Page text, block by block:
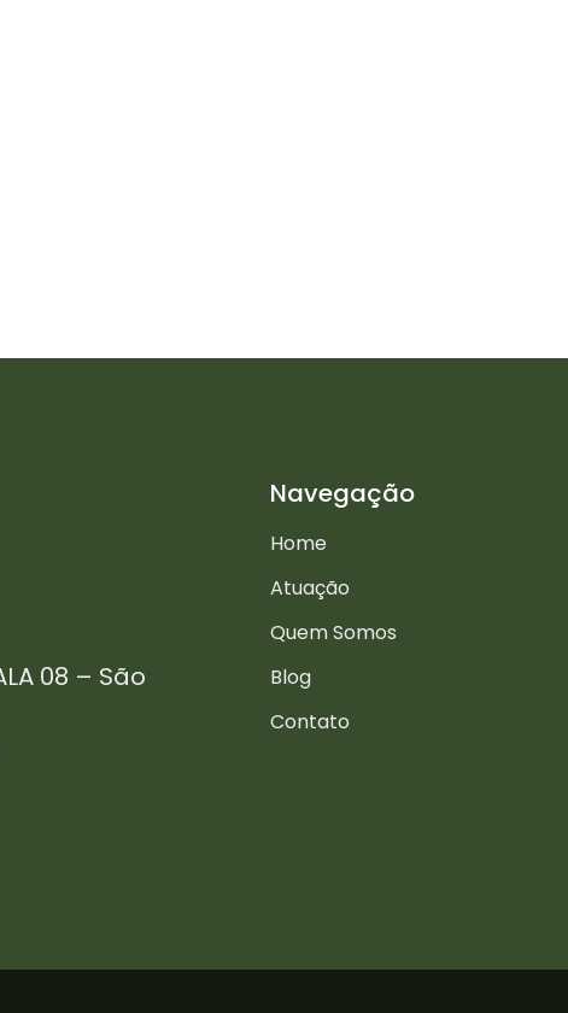
08 – São
Navegação
Home
Atuação
Quem Somos
Blog
Contato